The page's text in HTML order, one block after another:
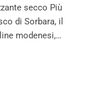
secco Più
di Sorbara, il
modenesi,…